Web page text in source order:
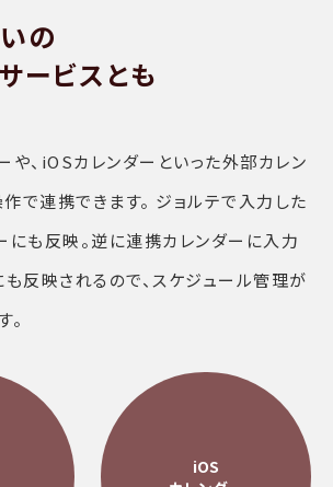
の
ービスとも
、iOSカレンダーといった外部カレン
で連携できます。 ジョルテで入力した
にも反映。逆に連携カレンダーに入力
も反映されるので、スケジュール管理が
。
iOS